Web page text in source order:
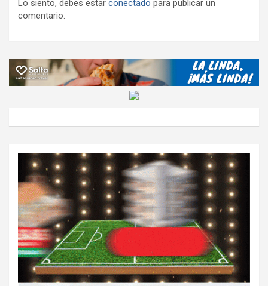
Lo siento, debes estar conectado para publicar un
comentario.